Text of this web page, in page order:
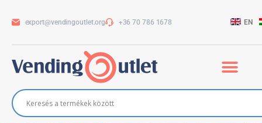
export@vendingoutlet.org +36 70 786 1678 EN